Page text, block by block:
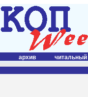
архив читальный